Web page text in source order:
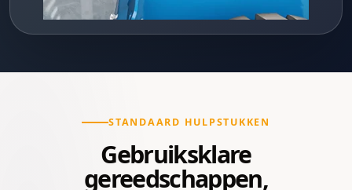
STANDAARD HULPSTUKKEN
Gebruiksklare
gereedschappen,